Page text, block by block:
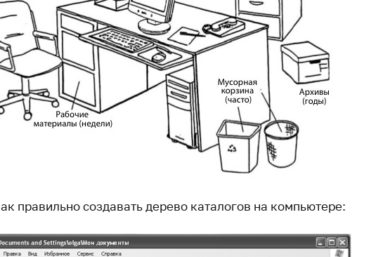
правильно создавать дерево каталогов на компьютере: